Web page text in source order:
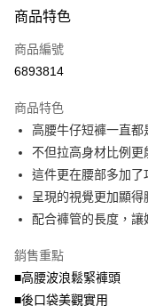
大哥付你分期
【大哥付你分期使用說明】
1.本服務由台灣大哥大提
流程，驗證手機門號後，
成交易。
3.實際核准額度、可分期
4.訂單成立30分鐘內，如
法說明評估內容。
【繳款方式說明】
1.分期款項不併入電信帳
醒簡訊。
帳／街口支付／iPASS
【注意事項】
AFTEE先享後付
【關於「AFTEE先享後付」
AFTEE先享後付是「在收
便利好安心！
１．簡單：不需註冊會員
２．便利：只要手機號碼
３．安心：先確認商品／
【「AFTEE先享後付」結
結帳頁面，進行簡訊認證
３．收到繳費通知簡訊後
ATM／網路銀行／等多元
ATM付款
全家取貨付款
每筆NT$70，滿
付款後全家取貨
每筆NT$70，滿
商品特色
商品編號
6893814
商品特色
高腰牛仔短褲一直都
不但拉高身材比例更
這件更在腰部多加
呈現的視覺更加顯得
配合褲管的長度，讓
銷售重點
■高腰波浪鬆緊褲頭
■後口袋美觀實用